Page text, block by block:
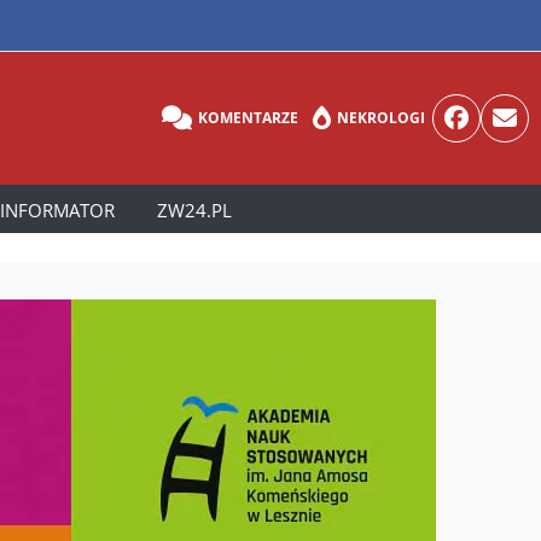
KOMENTARZE NEKROLOGI
INFORMATOR ZW24.PL